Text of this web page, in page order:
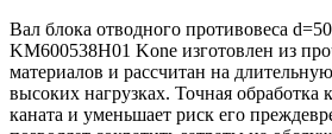
Вал блока отводного противовеса
KM600538H01 Kone изготовлен из
материалов и рассчитан на
высоких нагрузках. Точная обработка
каната и уменьшает риск его